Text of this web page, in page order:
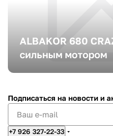
ALBAKOR 680
сильным мотором
Подписаться на новости и
+7 926 327-22-33